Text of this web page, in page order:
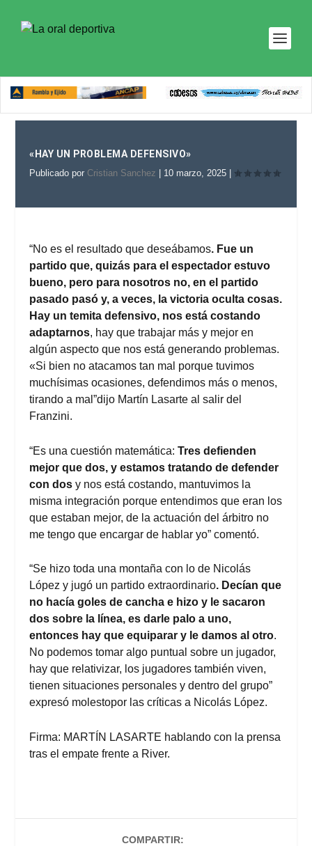
«HAY UN PROBLEMA DEFENSIVO»
Publicado por Cristian Sanchez 10 marzo, 2025
“No es el resultado que deseábamos. Fue un
partido que, quizás para el espectador estuvo
bueno, pero para nosotros no, en el partido
pasado pasó y, a veces, la victoria oculta cosas.
Hay un temita defensivo, nos está costando
adaptarnos, hay que trabajar más y mejor en
algún aspecto que nos está generando problemas.
«Si bien no atacamos tan mal porque tuvimos
muchísimas ocasiones, defendimos más o menos,
tirando a mal”dijo Martín Lasarte al salir del
Franzini.
“Es una cuestión matemática:Tres defienden
mejor que dos, y estamos tratando de defender
con dosy nos está costando, mantuvimos la
misma integración porque entendimos que eran los
que estaban mejor, de la actuación del árbitro no
me tengo que encargar de hablar yo” comentó.
“Se hizo toda una montaña con lo de Nicolás
López y jugó un partido extraordinario. Decían que
no hacía goles de cancha e hizo y le sacaron
dos sobre la línea, es darle palo a uno,
entonces hay que equiparar y le damos al otro.
No podemos tomar algo puntual sobre un jugador,
hay que relativizar, los jugadores también viven,
tienen situaciones personales y dentro del grupo”
expresó molestopor las críticas a Nicolás López.
Firma: MARTÍN LASARTE hablando con la prensa
tras el empate frente a River.
COMPARTIR: